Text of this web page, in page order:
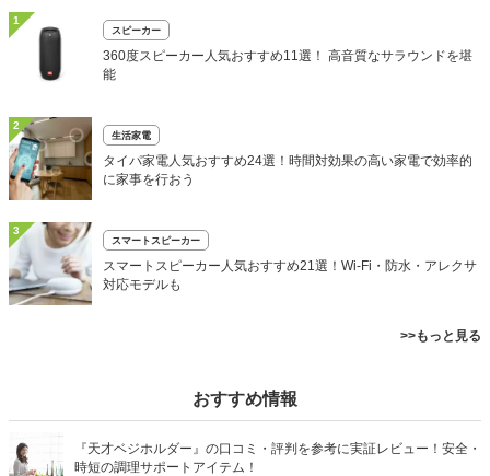
1
スピーカー
360度スピーカー人気おすすめ11選！ 高音質なサラウンドを堪
能
2
生活家電
タイパ家電人気おすすめ24選！時間対効果の高い家電で効率的
に家事を行おう
3
スマートスピーカー
スマートスピーカー人気おすすめ21選！Wi-Fi・防水・アレクサ
対応モデルも
>>もっと見る
おすすめ情報
『天才ベジホルダー』の口コミ・評判を参考に実証レビュー！安全・
時短の調理サポートアイテム！